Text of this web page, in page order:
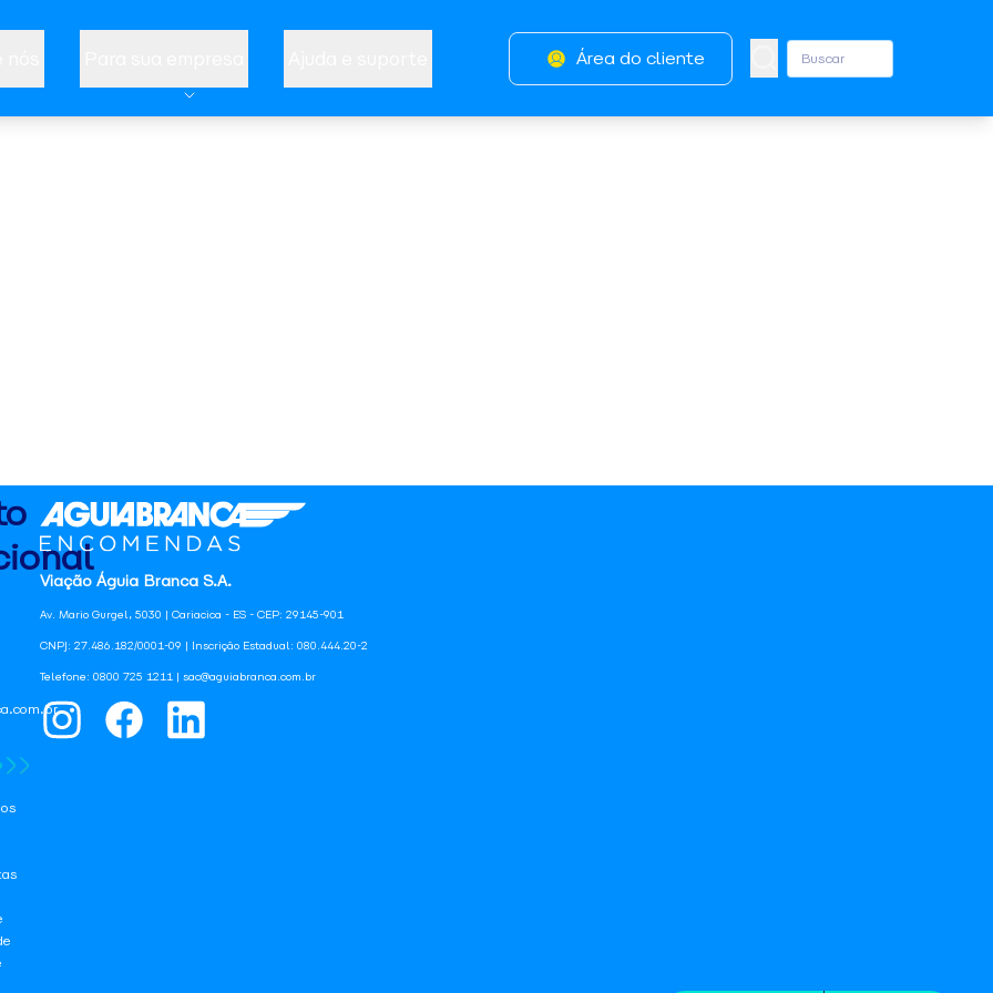
Área do cliente
Viação Águia Branca S.A.
Av. Mario Gurgel, 5030 | Cariacica - ES - CEP: 29145-901
CNPJ: 27.486.182/0001-09 | Inscrição Estadual: 080.444.20-2
Telefone: 0800 725 1211 | sac@aguiabranca.com.br